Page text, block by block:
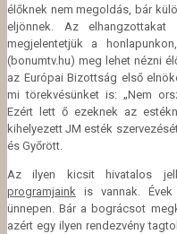
élőknek nem megoldás, bár
eljönnek. Az
megjelentetjük a
(bonumtv.hu) meg lehet nézni
az Európai Bizottság első
mi törekvésünket is: „Nem
Ezért lett ő ezeknek az
kihelyezett JM esték
és Győrött.
Az ilyen kicsit hivatalos
programjaink is vannak.
ünnepen. Bár a bográcsot
azért egy ilyen rendezvény